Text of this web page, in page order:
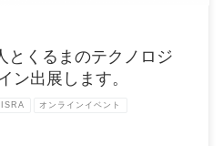
とくるまのテクノロジ
ン出展します。
オンラインイベント